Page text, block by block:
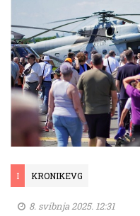
I KRONIKEVG
8. svibnja 2025. 12:31